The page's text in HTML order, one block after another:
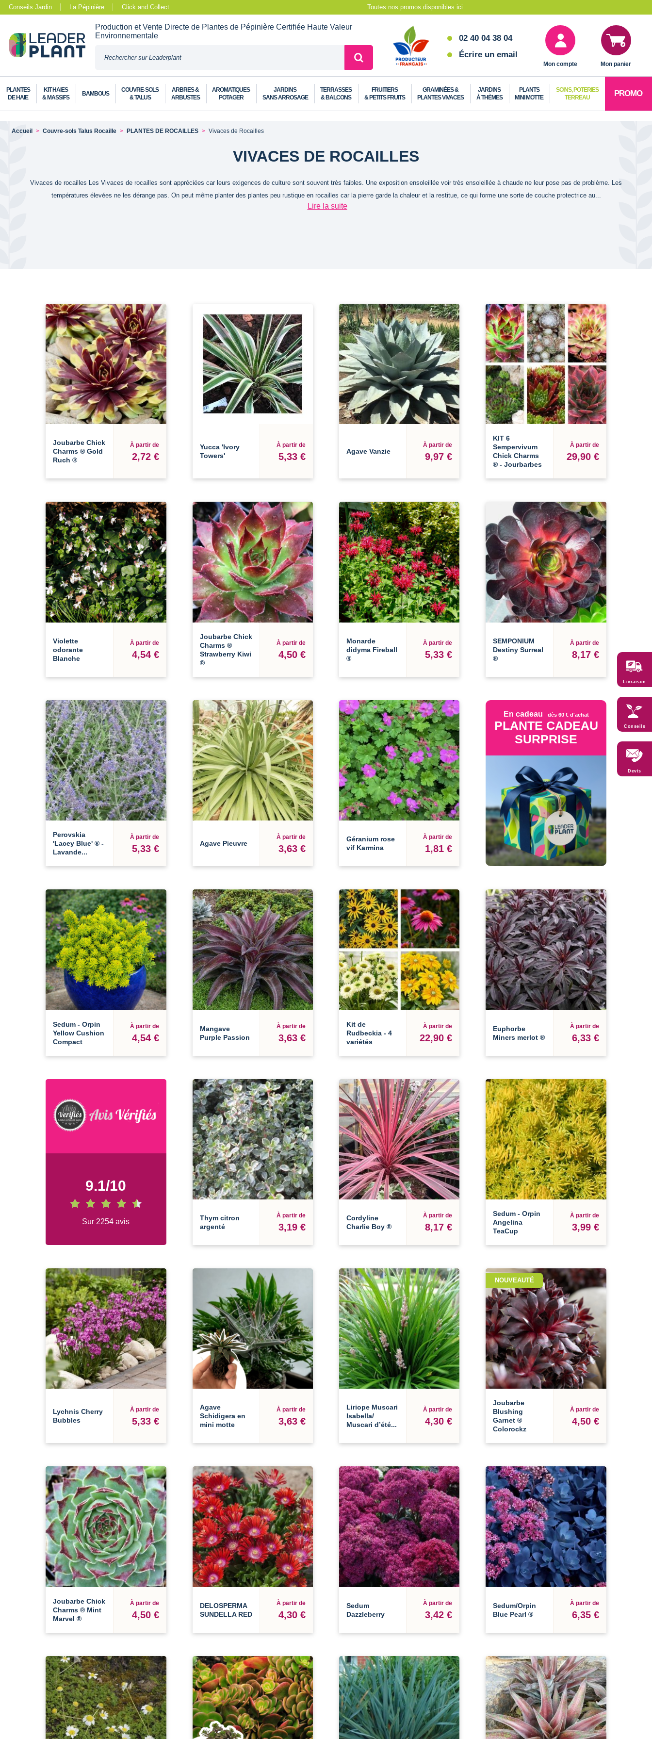
Conseils Jardin La Pépinière Click and Collect Toutes nos promos disponibles ici
Production et Vente Directe de Plantes de Pépinière Certifiée Haute Valeur
Environnementale
02 40 04 38 04
Écrire un email
Mon compte Mon panier
PLANTES
DE HAIE
KIT HAIES
& MASSIFS
BAMBOUS
COUVRE-SOLS
& TALUS
ARBRES &
ARBUSTES
AROMATIQUES
POTAGER
JARDINS
SANS ARROSAGE
TERRASSES
& BALCONS
FRUITIERS
& PETITS FRUITS
GRAMINÉES &
PLANTES VIVACES
JARDINS
À THÈMES
PLANTS
MINI MOTTE
SOINS, POTERIES
TERREAU
PROMO
Accueil Couvre-sols Talus Rocaille PLANTES DE ROCAILLES Vivaces de Rocailles
VIVACES DE ROCAILLES
Vivaces de rocailles Les Vivaces de rocailles sont appréciées car leurs exigences de culture sont souvent très faibles. Une exposition ensoleillée voir très ensoleillée à chaude ne leur pose pas de problème. Les
températures élevées ne les dérange pas. On peut même planter des plantes peu rustique en rocailles car la pierre garde la chaleur et la restitue, ce qui forme une sorte de couche protectrice au...
Lire la suite
Joubarbe Chick
Charms ® Gold
Ruch ®
À partir de
2,72 €
Yucca 'Ivory
Towers'
À partir de
5,33 € Agave Vanzie
À partir de
9,97 €
KIT 6
Sempervivum
Chick Charms
® - Jourbarbes
À partir de
29,90 €
Violette
odorante
Blanche
À partir de
4,54 €
Joubarbe Chick
Charms ®
Strawberry Kiwi
®
À partir de
4,50 €
Monarde
didyma Fireball
®
À partir de
5,33 €
SEMPONIUM
Destiny Surreal
®
À partir de
8,17 €
Perovskia
'Lacey Blue' ® -
Lavande...
À partir de
5,33 € Agave Pieuvre
À partir de
3,63 €
Géranium rose
vif Karmina
À partir de
1,81 €
En cadeau dès 60 € d'achat
PLANTE CADEAU
SURPRISE
Sedum - Orpin
Yellow Cushion
Compact
À partir de
4,54 €
Mangave
Purple Passion
À partir de
3,63 €
Kit de
Rudbeckia - 4
variétés
À partir de
22,90 €
Euphorbe
Miners merlot ®
À partir de
6,33 €
9.1/10
Sur 2254 avis
Thym citron
argenté
À partir de
3,19 €
Cordyline
Charlie Boy ®
À partir de
8,17 €
Sedum - Orpin
Angelina
TeaCup
À partir de
3,99 €
Lychnis Cherry
Bubbles
À partir de
5,33 €
Agave
Schidigera en
mini motte
À partir de
3,63 €
Liriope Muscari
Isabella/
Muscari d’été...
À partir de
4,30 €
NOUVEAUTÉ
Joubarbe
Blushing
Garnet ®
Colorockz
À partir de
4,50 €
Joubarbe Chick
Charms ® Mint
Marvel ®
À partir de
4,50 €
DELOSPERMA
SUNDELLA RED
À partir de
4,30 €
Sedum
Dazzleberry
À partir de
3,42 €
Sedum/Orpin
Blue Pearl ®
À partir de
6,35 €
Livraison
Conseils
Devis